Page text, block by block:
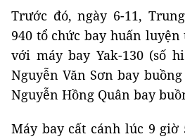
Trước đó, ngày 6-11,
940 tổ chức bay huấn luyện
với máy bay Yak-130 (số
Nguyễn Văn Sơn bay
Nguyễn Hồng Quân bay
Máy bay cất cánh lúc 9 giờ